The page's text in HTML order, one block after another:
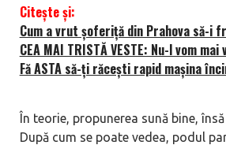
Citește și:
Cum a vrut şoferiţă din Prahova să-i
CEA MAI TRISTĂ VESTE: Nu-l vom
Fă ASTA să-ți răcești rapid mașina
În teorie, propunerea sună bine,
După cum se poate vedea, podul
Versiune MINI Countryman încă nelansată